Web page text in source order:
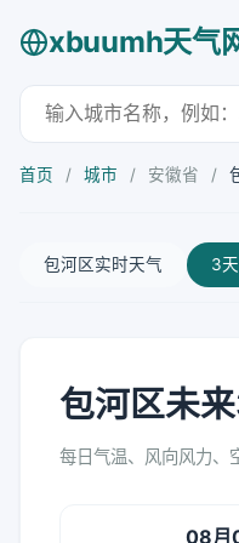
xbuumh天气
首页 / 城市 / 安徽省 /
包河区实时天气 3
包河区未
每日气温、风向风力、
08月